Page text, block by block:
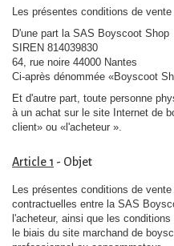
Les présentes conditions de
D'une part la SAS Boyscoot Shop
SIREN 814039830
64, rue noire 44000 Nantes
Ci-après dénommée «Boyscoot
Et d'autre part, toute personne
à un achat sur le site Internet de
client» ou «l'acheteur ».
Article 1 - Objet
Les présentes conditions de
contractuelles entre la SAS
l'acheteur, ainsi que les
le biais du site marchand de